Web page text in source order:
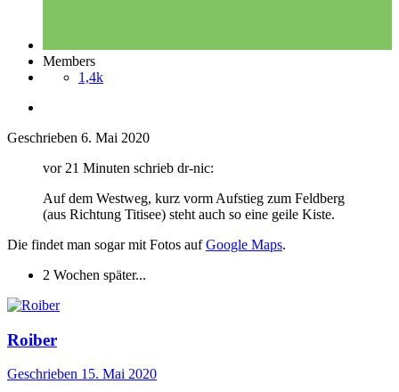
Members
1,4k
Geschrieben 6. Mai 2020
vor 21 Minuten schrieb dr-nic:
Auf dem Westweg, kurz vorm Aufstieg zum Feldberg
(aus Richtung Titisee) steht auch so eine geile Kiste.
Die findet man sogar mit Fotos aufGoogle Maps.
2 Wochen später...
Roiber
Geschrieben 15. Mai 2020